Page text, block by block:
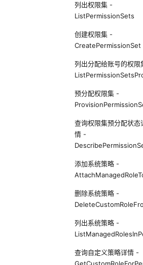
列出权限集 -
ListPermissionSets
创建权限集 -
CreatePermissionSet
列出分配给账号的权限
预分配权限集 -
查询权限集预分配状态
情 -
添加系统策略 -
删除系统策略 -
列出系统策略 -
查询自定义策略详情 -